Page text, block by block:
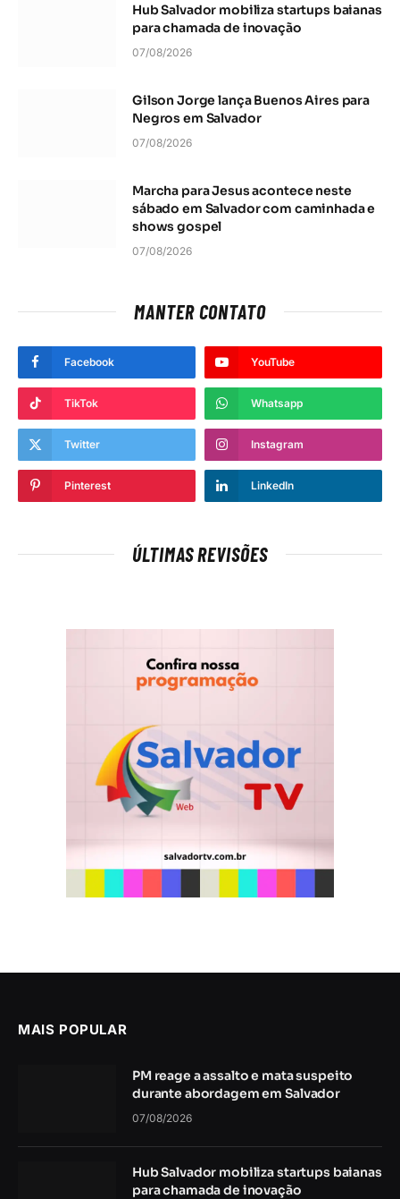
Hub Salvador mobiliza startups baianas
para chamada de inovação
07/08/2026
Gilson Jorge lança Buenos Aires para
Negros em Salvador
07/08/2026
Marcha para Jesus acontece neste
sábado em Salvador com caminhada e
shows gospel
07/08/2026
MANTER CONTATO
Facebook YouTube
TikTok Whatsapp
Twitter Instagram
Pinterest LinkedIn
ÚLTIMAS REVISÕES
MAIS POPULAR
PM reage a assalto e mata suspeito
durante abordagem em Salvador
07/08/2026
Hub Salvador mobiliza startups baianas
para chamada de inovação